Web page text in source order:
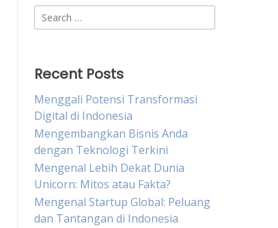
Search
for:
Recent Posts
Menggali Potensi Transformasi
Digital di Indonesia
Mengembangkan Bisnis Anda
dengan Teknologi Terkini
Mengenal Lebih Dekat Dunia
Unicorn: Mitos atau Fakta?
Mengenal Startup Global: Peluang
dan Tantangan di Indonesia